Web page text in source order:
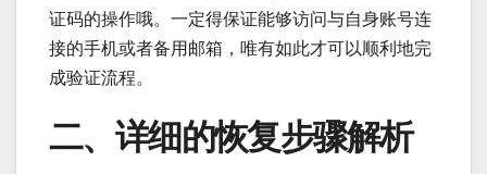
证码的操作哦。一定得保证能够访问与自身账号连
接的手机或者备用邮箱，唯有如此才可以顺利地完
成验证流程。
二、详细的恢复步骤解析